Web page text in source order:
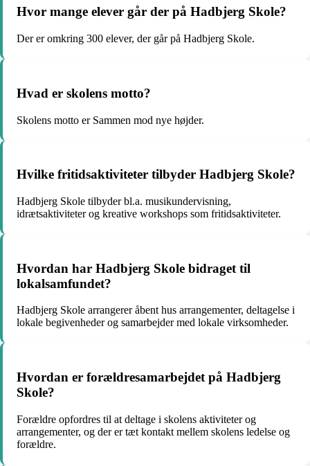
Hvor mange elever går der på Hadbjerg Skole?
Der er omkring 300 elever, der går på Hadbjerg Skole.
Hvad er skolens motto?
Skolens motto er Sammen mod nye højder.
Hvilke fritidsaktiviteter tilbyder Hadbjerg Skole?
Hadbjerg Skole tilbyder bl.a. musikundervisning,
idrætsaktiviteter og kreative workshops som fritidsaktiviteter.
Hvordan har Hadbjerg Skole bidraget til
lokalsamfundet?
Hadbjerg Skole arrangerer åbent hus arrangementer, deltagelse i
lokale begivenheder og samarbejder med lokale virksomheder.
Hvordan er forældresamarbejdet på Hadbjerg
Skole?
Forældre opfordres til at deltage i skolens aktiviteter og
arrangementer, og der er tæt kontakt mellem skolens ledelse og
forældre.